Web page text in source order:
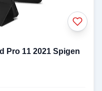
Pro 11 2021 Spigen